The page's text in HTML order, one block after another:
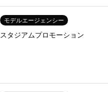
モデルエージェンシー
スタジアムプロモーション